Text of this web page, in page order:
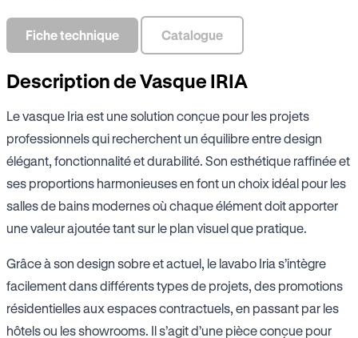
Fiche technique Catalogue
Description de Vasque IRIA
Le vasque Iria est une solution conçue pour les projets
professionnels qui recherchent un équilibre entre design
élégant, fonctionnalité et durabilité. Son esthétique raffinée et
ses proportions harmonieuses en font un choix idéal pour les
salles de bains modernes où chaque élément doit apporter
une valeur ajoutée tant sur le plan visuel que pratique.
Grâce à son design sobre et actuel, le lavabo Iria s’intègre
facilement dans différents types de projets, des promotions
résidentielles aux espaces contractuels, en passant par les
hôtels ou les showrooms. Il s’agit d’une pièce conçue pour